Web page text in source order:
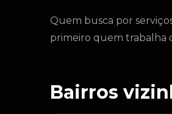
Quem busca por
primeiro quem trabalha
Bairros